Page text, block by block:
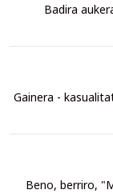
Badira
Gainera -
Beno, berriro,